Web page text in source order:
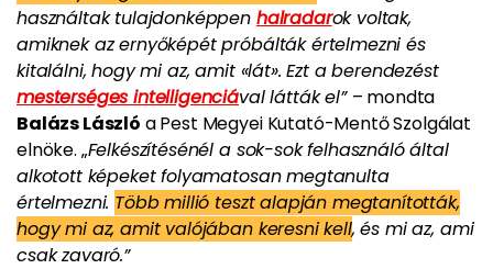
használtak tulajdonképpen halradarok voltak,
amiknek az ernyőképét próbálták értelmezni és
kitalálni, hogy mi az, amit «lát». Ezt a berendezést
mesterséges intelligenciával látták el” – mondta
Balázs László a Pest Megyei Kutató-Mentő Szolgálat
elnöke. „Felkészítésénél a sok-sok felhasználó által
alkotott képeket folyamatosan megtanulta
értelmezni. Több millió teszt alapján megtanították,
hogy mi az, amit valójában keresni kell, és mi az, ami
csak zavaró.”